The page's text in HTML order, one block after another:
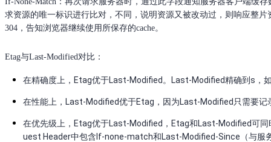
求资源的唯一标识进行比对，不同，说明资源又被改动过，则响应整
304，告知浏览器继续使用所保存的cache。
Etag与Last-Modified对比：
在精确度上，Etag优于Last-Modified。Last-Modified精确到s，
在性能上，Last-Modified优于Etag，因为Last-Modified只需要
在优先级上，Etag优于Last-Modified，Etag和Last-Modified可
uest Header中包含If-none-match和Last-Modified-Since（与服